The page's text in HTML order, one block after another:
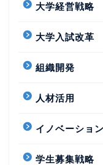
大学経営戦略
大学入試改革
組織開発
人材活用
イノベーション
学生募集戦略